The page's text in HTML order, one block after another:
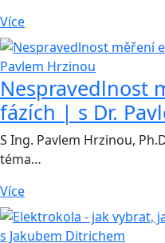
Více
Nespravedlnost
fázích | s Dr.
S Ing. Pavlem Hrzinou,
téma…
Více